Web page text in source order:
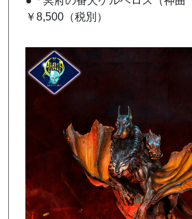
￥8,500（税別）